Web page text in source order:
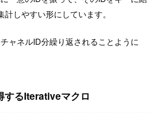
しやすい形にしています。
ャネルID分繰り返されることように
するIterativeマクロ